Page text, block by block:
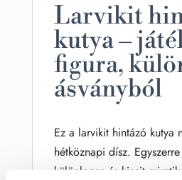
Larvikit
kutya –
figura,
ásványból
Ez a larvikit hintázó kutya
hétköznapi dísz.
különleges és kicsit